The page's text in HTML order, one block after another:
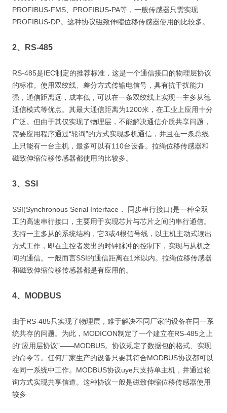
PROFIBUS-FMS、PROFIBUS-PA等，一般传感器只需实现
PROFIBUS-DP。这种协议磁致伸缩位移传感器使用的比较多。
2、RS-485
RS-485是IEC制定的推荐标准，这是一个通信接口的物理层协议
的标准。使用双绞线、差分方式传输电信号，具有抗干扰能力
强，通信距离远，成本低，可以在一条双绞线上实现一主多从德
通信模式等优点。其最大通信距离为1200米，在工业上应用十分
广泛。但由于其仅实现了物理层，不能解决通信介质共享问题，
需要应用程序通过“轮询”的方式实现多机通信，并且在一条总线
上只能有一台主机，最多可以有110台设备。拉绳位移传感器和
磁致伸缩位移传感器都使用的比较多。
3、SSI
SSI(Synchronous Serial Interface， 同步串行接口)是一种全双
工的高速串行接口，主要用于实现芯片与芯片之间的串行通信。
支持一主多从的系统结构，它3或4根信号线，以主机主动式读出
方式工作，即在主控者发出的时钟脉冲的控制下，实现与从机之
间的通信。一般而言SSI的通信距离在1米以内。拉绳位移传感器
和磁致伸缩位移传感器都是有应用的。
4、MODBUS
由于RS-485只实现了物理层，难于解决不同厂家的设备在同一系
统共存的问题。为此，MODICON制定了一个建立在RS-485之上
的“应用层协议”——MODBUS。协议规定了数据包的格式、实现
的命令等。任何厂家生产的设备只要其符合MODBUS协议都可以
在同一系统中工作。MODBUS协议uye只支持单主机，并通过轮
询方式实现共享信道。这种协议一般是磁致伸缩位移传感器使用
较多